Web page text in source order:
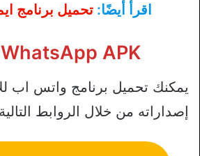
اقرأ أيضًا: تحميل برنامج
WhatsApp APK تحميل
يمكنك تحميل برنامج واتس اب
إصداراته من خلال الروابط